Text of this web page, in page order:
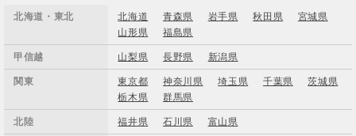
北海道・東北 北海道 青森県 岩手県 秋田県
宮城県
山形県
福島県
甲信越 山梨県 長野県 新潟県
関東 東京都 神奈川県 埼玉県 千葉県
茨城県
栃木県
群馬県
北陸 福井県 石川県 富山県